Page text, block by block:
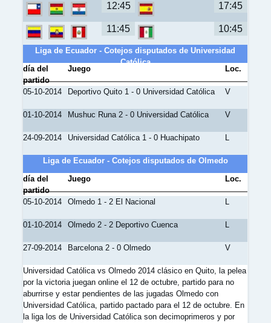
12:45 17:45
11:45 10:45
Liga de Ecuador - Cotejos disputados de Universidad
Católica
día del
partido
Juego Loc.
05-10-2014 Deportivo Quito 1 - 0 Universidad Católica V
01-10-2014 Mushuc Runa 2 - 0 Universidad Católica V
24-09-2014 Universidad Católica 1 - 0 Huachipato L
Liga de Ecuador - Cotejos disputados de Olmedo
día del
partido
Juego Loc.
05-10-2014 Olmedo 1 - 2 El Nacional L
01-10-2014 Olmedo 2 - 2 Deportivo Cuenca L
27-09-2014 Barcelona 2 - 0 Olmedo V
Universidad Católica vs Olmedo 2014 clásico en Quito, la pelea
por la victoria juegan online el 12 de octubre, partido para no
aburrirse y estar pendientes de las jugadas Olmedo con
Universidad Católica, partido pactado para el 12 de octubre. En
la liga los de Universidad Católica son decimoprimeros y por